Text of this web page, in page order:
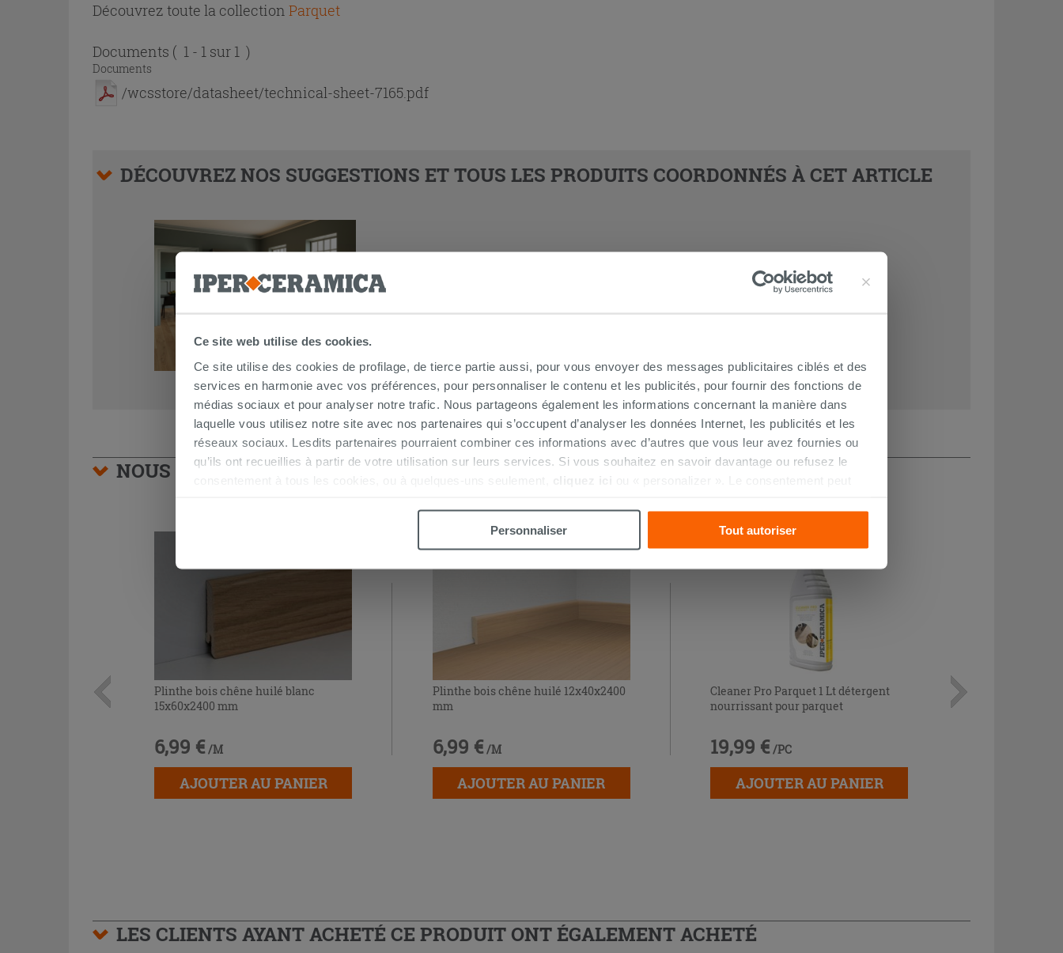
Ce site web utilise des cookies.
Ce site utilise des cookies de profilage, de tierce partie aussi, pour vous envoyer des messages publicitaires ciblés et des
services en harmonie avec vos préférences, pour personnaliser le contenu et les publicités, pour fournir des fonctions de
médias sociaux et pour analyser notre trafic. Nous partageons également les informations concernant la manière dans
laquelle vous utilisez notre site avec nos partenaires qui s’occupent d’analyser les données Internet, les publicités et les
réseaux sociaux. Lesdits partenaires pourraient combiner ces informations avec d’autres que vous leur avez fournies ou
qu’ils ont recueillies à partir de votre utilisation sur leurs services. Si vous souhaitez en savoir davantage ou refusez le
consentement à tous les cookies, ou à quelques-uns seulement,
cliquez ici ou « personalizer ». Le consentement peut
Personnaliser
Tout autoriser
Découvrez toute la collection Parquet
Documents ( 1 - 1 sur 1 )
Documents
/wcsstore/datasheet/technical-sheet-7165.pdf
DÉCOUVREZ NOS SUGGESTIONS ET TOUS LES PRODUITS COORDONNÉS À CET ARTICLE
NOUS VOUS CONSEILLONS AUSSI…
Plinthe bois chêne huilé blanc
15x60x2400 mm
6,99 € /M
AJOUTER AU PANIER
Plinthe bois chêne huilé 12x40x2400
mm
6,99 € /M
AJOUTER AU PANIER
Cleaner Pro Parquet 1 Lt détergent
nourrissant pour parquet
19,99 € /PC
AJOUTER AU PANIER
LES CLIENTS AYANT ACHETÉ CE PRODUIT ONT ÉGALEMENT ACHETÉ